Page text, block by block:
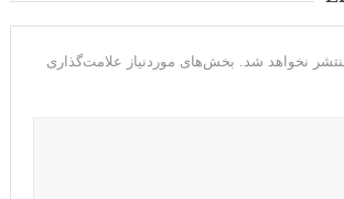
نخواهد شد.
بخش‌های موردنیاز علامت‌گذاری